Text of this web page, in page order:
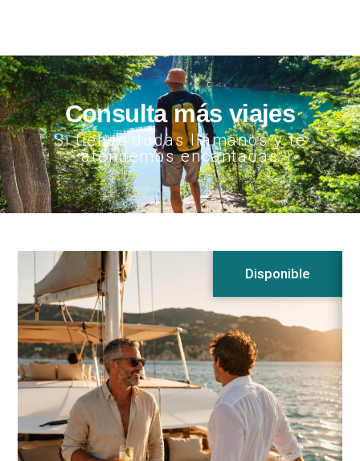
Consulta más viajes
Si tienes dudas llámanos y te
atendemos encantadas
Disponible